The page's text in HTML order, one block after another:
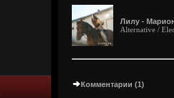
Лилу -
Alternative /
Комментарии (1)